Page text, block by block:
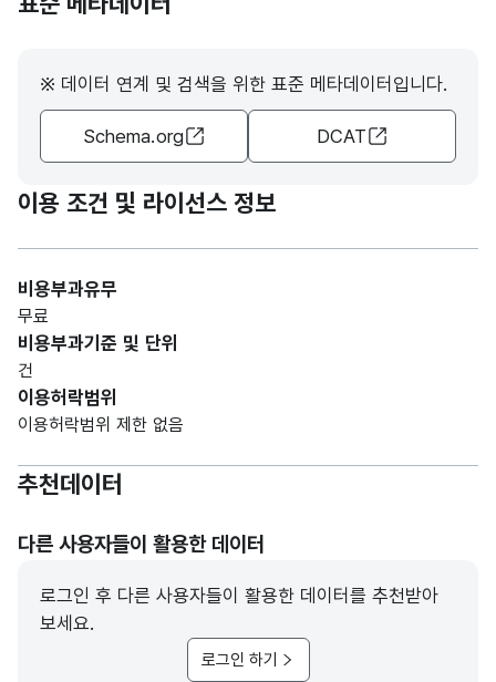
※ 데이터 연계 및 검색을 위한 표준 메타데이터입니다.
Schema.org DCAT
이용 조건 및 라이선스 정보
비용부과유무
무료
비용부과기준 및 단위
건
이용허락범위
이용허락범위 제한 없음
추천데이터
다른 사용자들이 활용한 데이터
로그인 후 다른 사용자들이 활용한 데이터를 추천받아
보세요.
로그인 하기